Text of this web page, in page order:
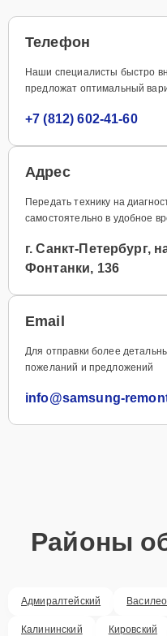
Телефон
Наши специалисты быстро
предложат оптимальный
+7 (812) 602-41-60
Адрес
Передать технику на
самостоятельно в удобное
г. Санкт-Петербург,
Фонтанки, 136
Email
Для отправки более
пожеланий и предложений
info@samsung-
Районы
Адмиралтейский
Калининский Кировский